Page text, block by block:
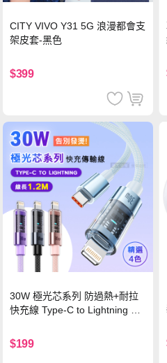
CITY VIVO Y31 5G 浪漫都會支
架皮套-黑色
$399
30W 極光芯系列 防過熱+耐拉
快充線 Type-C to Lightning 傳
$199